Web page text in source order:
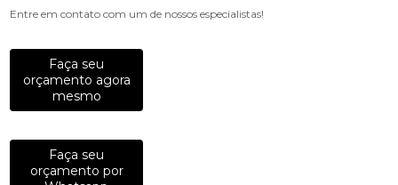
Entre em contato com um de nossos especialistas!
Faça seu
orçamento agora
mesmo
Faça seu
orçamento por